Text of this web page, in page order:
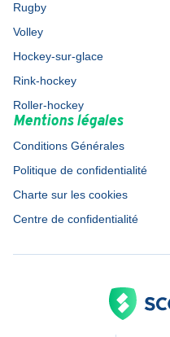
Rugby
Volley
Hockey-sur-glace
Rink-hockey
Roller-hockey
Mentions légales
Conditions Générales
Politique de confidentialité
Charte sur les cookies
Centre de confidentialité